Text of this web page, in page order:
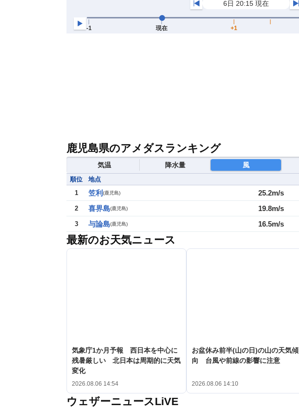
鹿児島県のアメダスランキング
気温 降水量 風
順位 地点
1
笠利 (鹿児島) 25.2m/s
2 喜界島(鹿児島) 19.8m/s
3 与論島(鹿児島) 16.5m/s
最新のお天気ニュース
気象庁1か月予報 西日本を中心に
残暑厳しい 北日本は周期的に天気
変化
2026.08.06 14:54
お盆休み前半(山の日)の山の天気傾
向 台風や前線の影響に注意
2026.08.06 14:10
ウェザーニュースLiVE